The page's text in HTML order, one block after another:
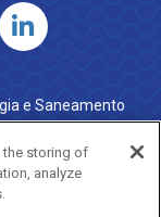
e Saneamento
·
the storing of
analyze